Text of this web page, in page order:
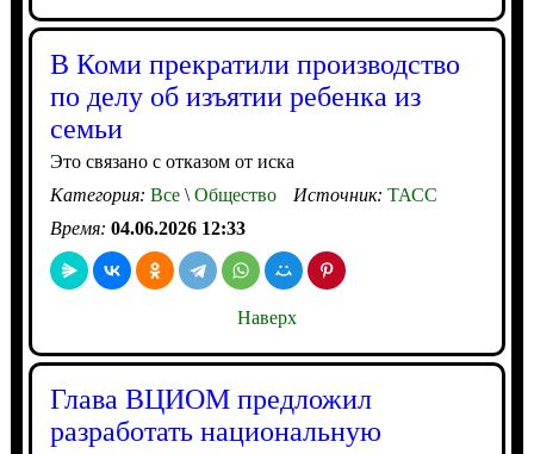
В Коми прекратили производство
по делу об изъятии ребенка из
семьи
Это связано с отказом от иска
Категория: Все\Общество Источник: ТАСС
Время: 04.06.2026 12:33
Наверх
Глава ВЦИОМ предложил
разработать национальную